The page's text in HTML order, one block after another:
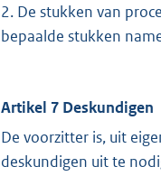
2. De stukken van
bepaalde stukken
Artikel 7 Deskundigen
De voorzitter is, uit
deskundigen uit te